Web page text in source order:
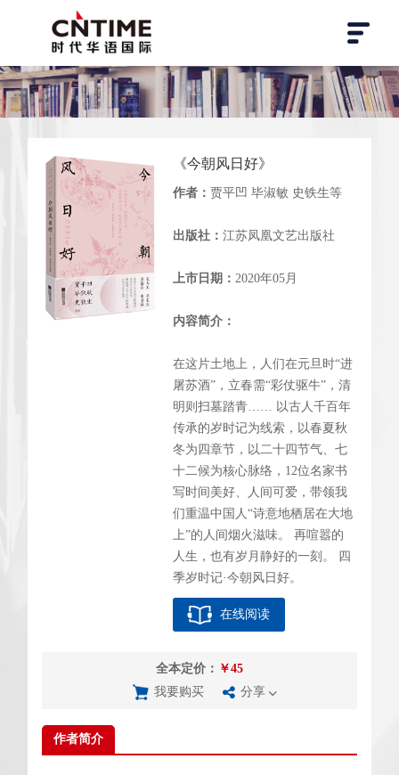
《今朝风日好》
作者： 贾平凹 毕淑敏 史铁生等
出版社：江苏凤凰文艺出版社
上市日期：2020年05月
内容简介：
在这片土地上，人们在元旦时“进
屠苏酒”，立春需“彩仗驱牛”，清
明则扫墓踏青…… 以古人千百年
传承的岁时记为线索，以春夏秋
冬为四章节，以二十四节气、七
十二候为核心脉络，12位名家书
写时间美好、人间可爱，带领我
们重温中国人“诗意地栖居在大地
上”的人间烟火滋味。 再喧嚣的
人生，也有岁月静好的一刻。 四
季岁时记·今朝风日好。
在线阅读
全本定价： ￥45
我要购买
分享
作者简介